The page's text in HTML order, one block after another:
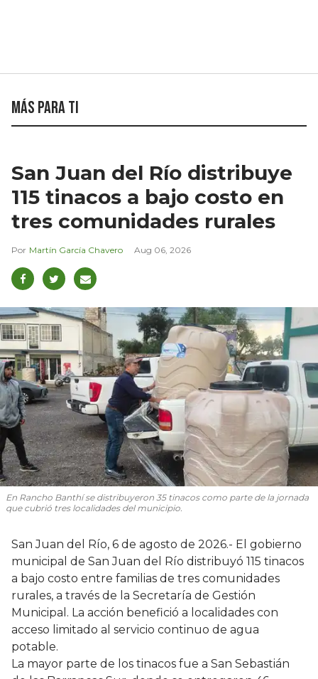
Más para ti
San Juan del Río distribuye
115 tinacos a bajo costo en
tres comunidades rurales
Martín García Chavero Aug 06, 2026
En Rancho Banthí se distribuyeron 35 tinacos como parte de la jornada
que cubrió tres localidades del municipio.
San Juan del Río, 6 de agosto de 2026.- El gobierno
municipal de San Juan del Río distribuyó 115 tinacos
a bajo costo entre familias de tres comunidades
rurales, a través de la Secretaría de Gestión
Municipal. La acción benefició a localidades con
acceso limitado al servicio continuo de agua
potable.
La mayor parte de los tinacos fue a San Sebastián